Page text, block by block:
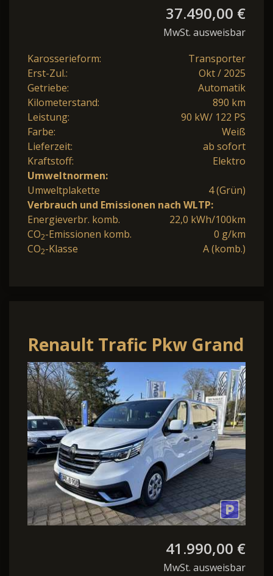
37.490,00 €
MwSt. ausweisbar
Karosserieform:
Transporter
Erst-Zul.:
Okt / 2025
Getriebe:
Automatik
Kilometerstand:
890 km
Leistung:
90 kW/ 122 PS
Farbe:
Weiß
Lieferzeit:
ab sofort
Kraftstoff:
Elektro
Umweltnormen:
Umweltplakette
4 (Grün)
Verbrauch und Emissionen nach WLTP:
Energieverbr. komb.
22,0 kWh/100km
CO2-Emissionen komb.
0 g/km
CO2-Klasse A (komb.)
Renault Trafic Pkw Grand
Evolution Blue dCi 170
EDC MY24
41.990,00 €
MwSt. ausweisbar